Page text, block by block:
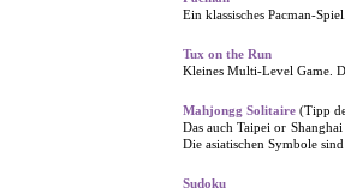
Ein klassisches Pacman-Spiel.
Tux on the Run
Kleines Multi-Level Game.
Mahjongg Solitaire (Tipp
Das auch Taipei or
Die asiatischen Symbole
Sudoku